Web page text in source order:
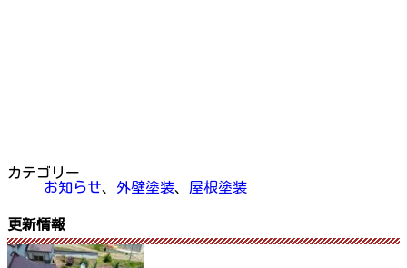
カテゴリー
お知らせ、 外壁塗装、 屋根塗装
更新情報